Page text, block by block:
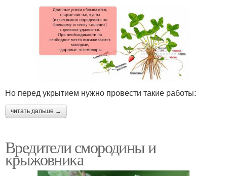
Но перед укрытием нужно провести такие работы:
читать дальше →
Вредители смородины и
крыжовника